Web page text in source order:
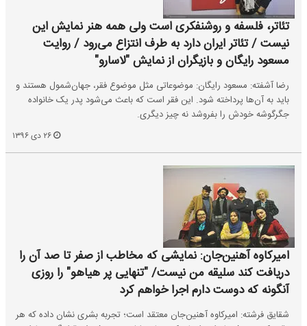
تئاتر، فلسفه و روشنفکری است ولی همه هنر نمایش این
نیست / تئاتر ایران دارد به طرف انتزاع می‌رود / روایت
مسعود رایگان و بازیگران از نمایش "لاسارو"
رضا آشفته: مسعود رایگان: موضوعاتی مثل موضوع فقر، جهان‌شمول هستند و
باید به آن‌ها پرداخته شود. این فقر است که باعث می‌شود پدر یک خانواده
جگرگوشه خودش را بفروشد نه چیز دیگری.
امیرکاوه آهنین‌جان: نمایشی که مخاطب از صفر تا صد آن را
دریافت کند سلیقه من نیست/ "تنهایی پر هیاهو" را روزی
آنگونه که دوست دارم اجرا خواهم کرد
شقایق فرشته: امیرکاوه آهنین‌جان معتقد است؛ تجربه بشری نشان داده که هر